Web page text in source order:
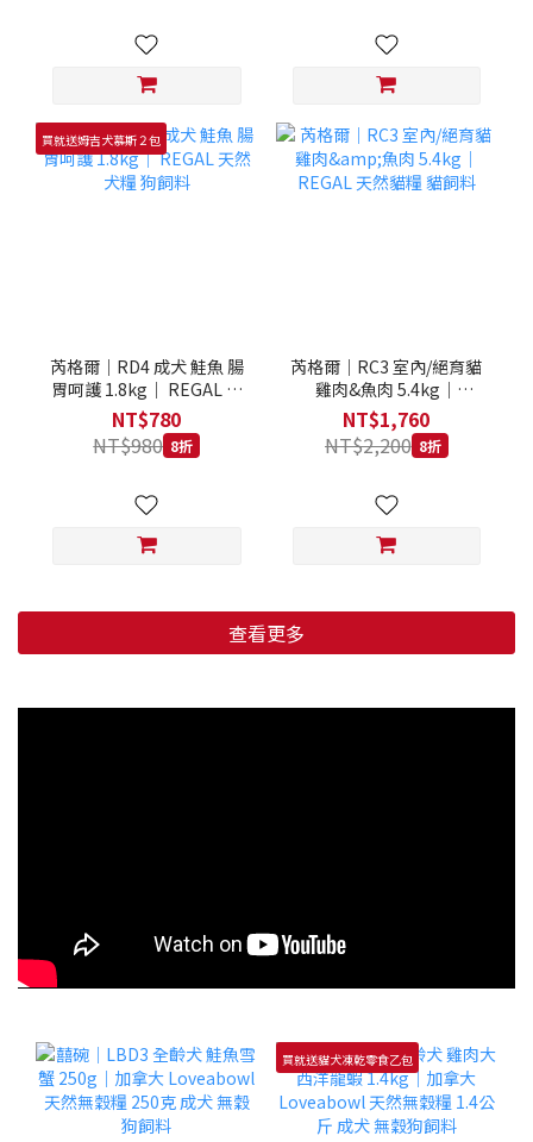
買就送姆吉犬慕斯２包
芮格爾｜RD4 成犬 鮭魚 腸
胃呵護 1.8kg｜ REGAL 天
然犬糧 狗飼料
NT$780
NT$980 8折
芮格爾｜RC3 室內/絕育貓
雞肉&魚肉 5.4kg｜
REGAL 天然貓糧 貓飼料
NT$1,760
NT$2,200 8折
查看更多
買就送貓犬凍乾零食乙包